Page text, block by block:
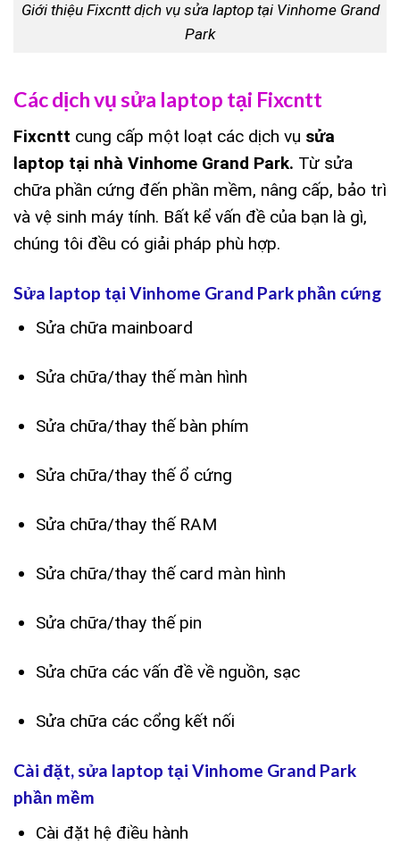
Giới thiệu Fixcntt dịch vụ sửa laptop tại Vinhome Grand
Park
Các dịch vụ sửa laptop tại Fixcntt
Fixcntt cung cấp một loạt các dịch vụ sửa
laptop tại nhà Vinhome Grand Park. Từ sửa
chữa phần cứng đến phần mềm, nâng cấp, bảo trì
và vệ sinh máy tính. Bất kể vấn đề của bạn là gì,
chúng tôi đều có giải pháp phù hợp.
Sửa laptop tại Vinhome Grand Park phần cứng
Sửa chữa mainboard
Sửa chữa/thay thế màn hình
Sửa chữa/thay thế bàn phím
Sửa chữa/thay thế ổ cứng
Sửa chữa/thay thế RAM
Sửa chữa/thay thế card màn hình
Sửa chữa/thay thế pin
Sửa chữa các vấn đề về nguồn, sạc
Sửa chữa các cổng kết nối
Cài đặt, sửa laptop tại Vinhome Grand Park
phần mềm
Cài đặt hệ điều hành